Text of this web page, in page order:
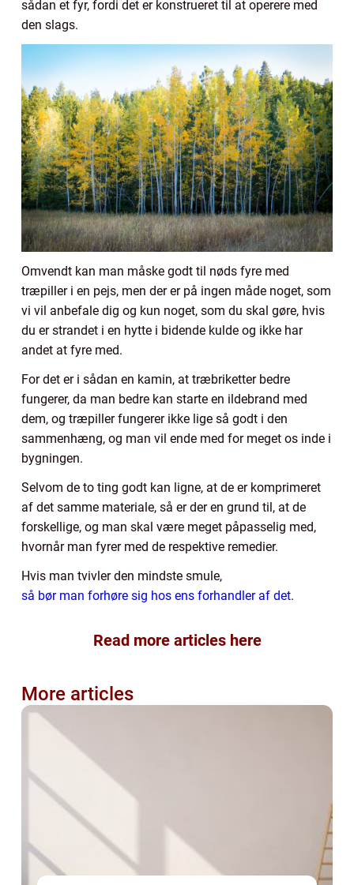
sådan et fyr, fordi det er konstrueret til at operere med
den slags.
Omvendt kan man måske godt til nøds fyre med
træpiller i en pejs, men der er på ingen måde noget, som
vi vil anbefale dig og kun noget, som du skal gøre, hvis
du er strandet i en hytte i bidende kulde og ikke har
andet at fyre med.
For det er i sådan en kamin, at træbriketter bedre
fungerer, da man bedre kan starte en ildebrand med
dem, og træpiller fungerer ikke lige så godt i den
sammenhæng, og man vil ende med for meget os inde i
bygningen.
Selvom de to ting godt kan ligne, at de er komprimeret
af det samme materiale, så er der en grund til, at de
forskellige, og man skal være meget påpasselig med,
hvornår man fyrer med de respektive remedier.
Hvis man tvivler den mindste smule,
så bør man forhøre sig hos ens forhandler af det.
Read more articles here
More articles